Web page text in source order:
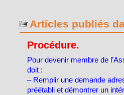
Articles publiés
Procédure.
Pour devenir membre de
doit :
– Remplir une demande
préétabli et démontrer un